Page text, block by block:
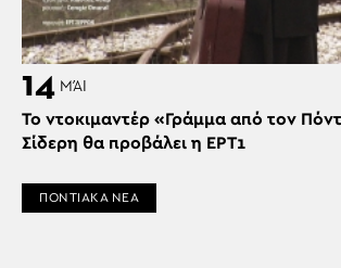
14 ΜΆΙ
Το ντοκιμαντέρ «Γράμμα από τον
Σίδερη θα προβάλει η ΕΡΤ1
ΠΟΝΤΙΑΚΑ ΝΕΑ